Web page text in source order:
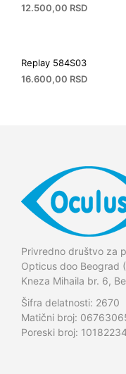
12.500,00 RSD
Replay 584S03
16.600,00 RSD
Privredno društvo za
Opticus doo Beograd
Kneza Mihaila br. 6,
Šifra delatnosti: 2670
Matični broj:
Poreski broj: